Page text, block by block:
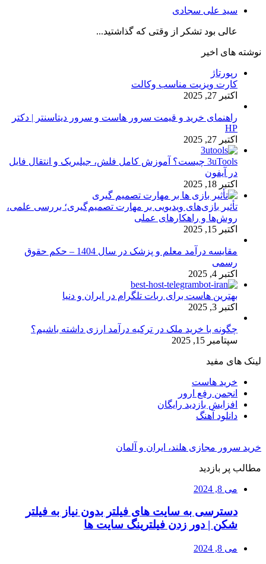
سید علی سجادی
عالی بود تشکر از وقتی که گذاشتید...
نوشته های اخیر
رپورتاژ
کارت ویزیت مناسب وکالت
اکتبر 27, 2025
راهنمای خرید و قیمت سرور هاست و سرور دیتاسنتر | دکتر
HP
اکتبر 27, 2025
3uTools چیست؟ آموزش کامل فلش، جیلبریک و انتقال فایل
در آیفون
اکتبر 18, 2025
تأثیر بازی‌های ویدیویی بر مهارت تصمیم‌گیری؛ بررسی علمی،
روش‌ها و راهکارهای عملی
اکتبر 15, 2025
مقایسه درآمد معلم و پزشک در سال 1404 – حکم حقوق
رسمی
اکتبر 4, 2025
بهترین هاست برای ربات تلگرام در ایران و دنیا
اکتبر 3, 2025
چگونه با خرید ملک در ترکیه درآمد ارزی داشته باشیم؟
سپتامبر 15, 2025
لینک های مفید
خرید هاست
انجمن رفع ارور
افزایش بازدید رایگان
دانلود آهنگ
خرید سرور مجازی هلند، ایران و آلمان
مطالب پر بازدید
می 8, 2024
دسترسی به سایت های فیلتر بدون نیاز به فیلتر
شکن | دور زدن فیلترینگ سایت ها
می 8, 2024